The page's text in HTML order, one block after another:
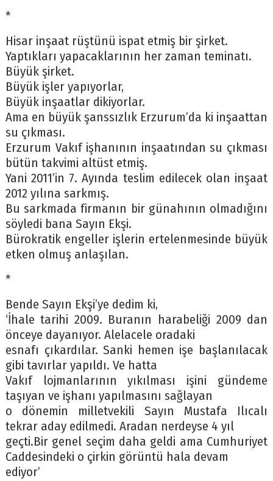
*
Hisar inşaat rüştünü ispat etmiş bir şirket.
Yaptıkları yapacaklarının her zaman teminatı.
Büyük şirket.
Büyük işler yapıyorlar,
Büyük inşaatlar dikiyorlar.
Ama en büyük şanssızlık Erzurum’da ki inşaattan
su çıkması.
Erzurum Vakıf işhanının inşaatından su çıkması
bütün takvimi altüst etmiş.
Yani 2011’in 7. Ayında teslim edilecek olan inşaat
2012 yılına sarkmış.
Bu sarkmada firmanın bir günahının olmadığını
söyledi bana Sayın Ekşi.
Bürokratik engeller işlerin ertelenmesinde büyük
etken olmuş anlaşılan.
*
Bende Sayın Ekşi’ye dedim ki,
‘İhale tarihi 2009. Buranın harabeliği 2009 dan
önceye dayanıyor. Alelacele oradaki
esnafı çıkardılar. Sanki hemen işe başlanılacak
gibi tavırlar yapıldı. Ve hatta
Vakıf lojmanlarının yıkılması işini gündeme
taşıyan ve işhanı yapılmasını sağlayan
o dönemin milletvekili Sayın Mustafa Ilıcalı
tekrar aday edilmedi. Aradan nerdeyse 4 yıl
geçti.Bir genel seçim daha geldi ama Cumhuriyet
Caddesindeki o çirkin görüntü hala devam
ediyor’